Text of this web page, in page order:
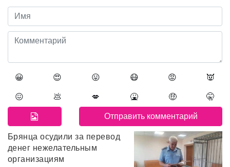
😀 😍 😛 😷 😡 👿
😖 💩 💋 🤮 🤑 🤫
Брянца осудили за перевод
денег нежелательным
организациям